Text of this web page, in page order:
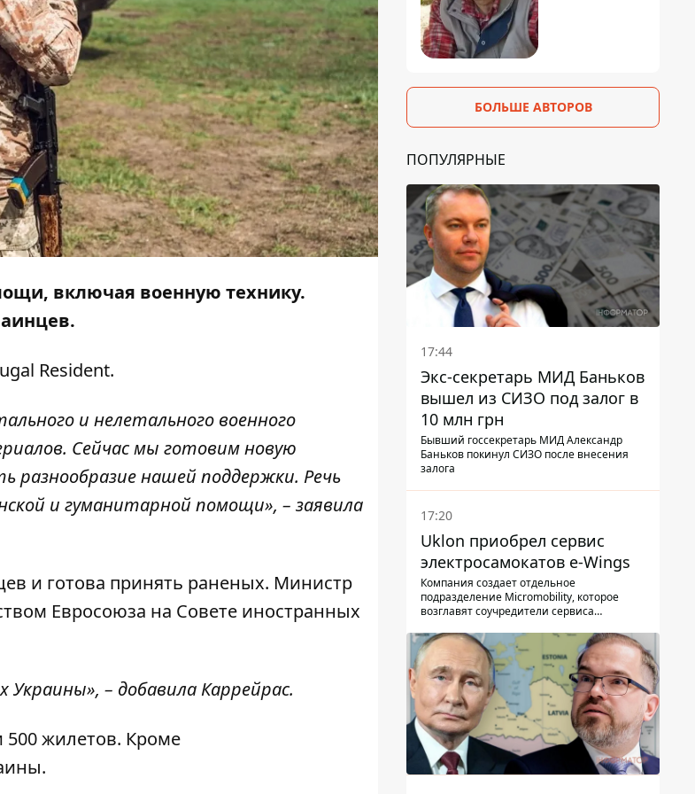
включая военную технику.
Resident.
и нелетального военного
Сейчас мы готовим новую
нашей поддержки. Речь
и гуманитарной помощи», – заявила
и готова принять раненых. Министр
Евросоюза на Совете иностранных
– добавила Каррейрас.
500 жилетов. Кроме
.
БОЛЬШЕ АВТОРОВ
ПОПУЛЯРНЫЕ
17:44
Экс-секретарь МИД Баньков
вышел из СИЗО под залог в
10 млн грн
Бывший госсекретарь МИД Александр
Баньков покинул СИЗО после внесения
залога
17:20
Uklon приобрел сервис
электросамокатов e-Wings
Компания создает отдельное
подразделение Micromobility, которое
возглавят соучредители сервиса